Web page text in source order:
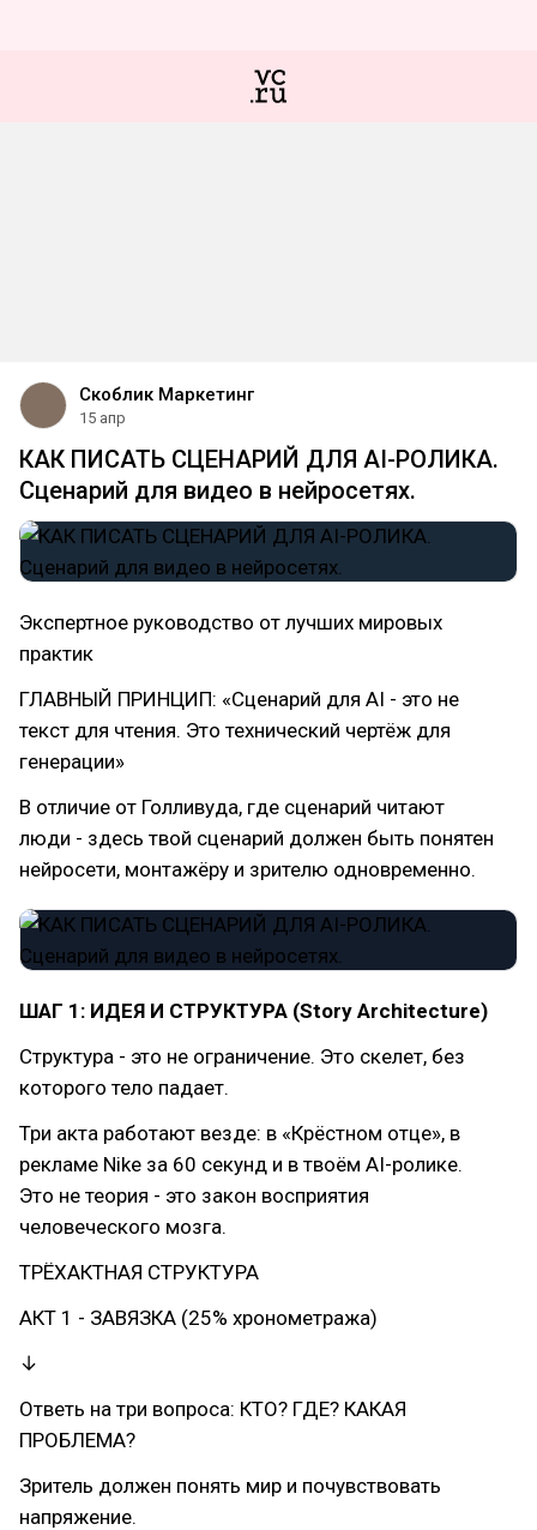
Скоблик Маркетинг
15 апр
КАК ПИСАТЬ СЦЕНАРИЙ ДЛЯ AI-РОЛИКА.
Сценарий для видео в нейросетях.
Экспертное руководство от лучших мировых
практик
ГЛАВНЫЙ ПРИНЦИП: «Сценарий для AI - это не
текст для чтения. Это технический чертёж для
генерации»
В отличие от Голливуда, где сценарий читают
люди - здесь твой сценарий должен быть понятен
нейросети, монтажёру и зрителю одновременно.
ШАГ 1: ИДЕЯ И СТРУКТУРА (Story Architecture)
Структура - это не ограничение. Это скелет, без
которого тело падает.
Три акта работают везде: в «Крёстном отце», в
рекламе Nike за 60 секунд и в твоём AI-ролике.
Это не теория - это закон восприятия
человеческого мозга.
ТРЁХАКТНАЯ СТРУКТУРА
АКТ 1 - ЗАВЯЗКА (25% хронометража)
↓
Ответь на три вопроса: КТО? ГДЕ? КАКАЯ
ПРОБЛЕМА?
Зритель должен понять мир и почувствовать
напряжение.